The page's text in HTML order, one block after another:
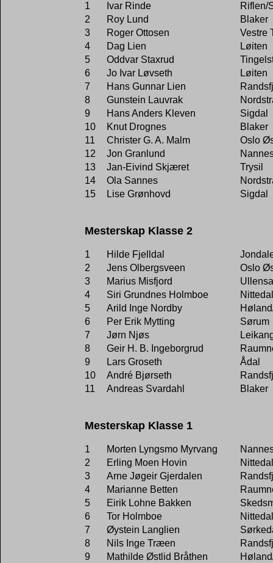
1 Ivar Rinde
Riflen/
2
Roy Lund
Blaker
3
Roger Ottosen
Vestre
4
Dag Lien
Løiten
5
Oddvar Staxrud
6
Jo Ivar Løvseth
Løiten
7
Hans Gunnar Lien
8
Gunstein Lauvrak
9
Hans Anders Kleven
Sigdal
10
Knut Drognes
Blaker
11
Christer G. A. Malm
Oslo
12
Jon Granlund
13
Jan-Eivind Skjæret
Trysil
14
Ola Sannes
15
Lise Grønhovd Sigdal
Mesterskap Klasse 2
1 Hilde Fjelldal
2
Jens Olbergsveen
Oslo
3
Marius Misfjord
4
Siri Grundnes Holmboe
Nittedal
5
Arild Inge Nordby
6
Per Erik Mytting
Sørum
7
Jørn Njøs
8
Geir H. B. Ingeborgrud
9
Lars Groseth
Ådal
10
André Bjørseth
11
Andreas Svardahl Blaker
Mesterskap Klasse 1
1 Morten Lyngsmo Myrvang
2
Erling Moen Hovin
Nittedal
3
Arne Jøgeir Gjerdalen
4
Marianne Betten
5
Eirik Lohne Bakken
6
Tor Holmboe
Nittedal
7
Øystein Langlien
8
Nils Inge Træen
9
Mathilde Østlid Bråthen